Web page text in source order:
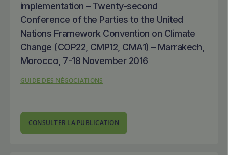
implementation – Twenty-second
Conference of the Parties to the United
Nations Framework Convention on Climate
Change (COP22, CMP12, CMA1) – Marrakech,
Morocco, 7-18 November 2016
GUIDE DES NÉGOCIATIONS
CONSULTER LA PUBLICATION